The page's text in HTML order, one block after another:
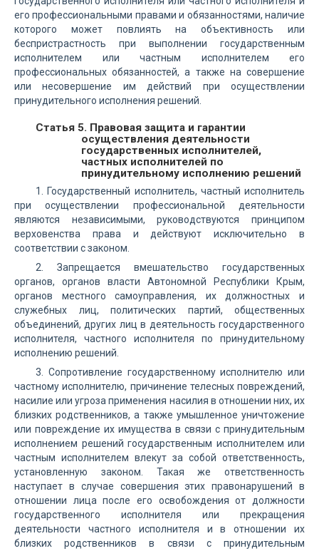
его профессиональными правами и обязанностями, наличие
которого может повлиять на объективность или
беспристрастность при выполнении государственным
исполнителем или частным исполнителем его
профессиональных обязанностей, а также на совершение
или несовершение им действий при осуществлении
принудительного исполнения решений.
Статья 5. Правовая защита и гарантии
осуществления деятельности
государственных исполнителей,
частных исполнителей по
принудительному исполнению решений
1. Государственный исполнитель, частный исполнитель
при осуществлении профессиональной деятельности
являются независимыми, руководствуются принципом
верховенства права и действуют исключительно в
соответствии с законом.
2. Запрещается вмешательство государственных
органов, органов власти Автономной Республики Крым,
органов местного самоуправления, их должностных и
служебных лиц, политических партий, общественных
объединений, других лиц в деятельность государственного
исполнителя, частного исполнителя по принудительному
исполнению решений.
3. Сопротивление государственному исполнителю или
частному исполнителю, причинение телесных повреждений,
насилие или угроза применения насилия в отношении них, их
близких родственников, а также умышленное уничтожение
или повреждение их имущества в связи с принудительным
исполнением решений государственным исполнителем или
частным исполнителем влекут за собой ответственность,
установленную законом. Такая же ответственность
наступает в случае совершения этих правонарушений в
отношении лица после его освобождения от должности
государственного исполнителя или прекращения
деятельности частного исполнителя и в отношении их
близких родственников в связи с принудительным